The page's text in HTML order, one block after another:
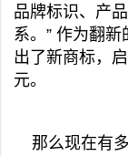
品牌标识、产
系。” 作为翻
出了新商标，
元。
那么现在有